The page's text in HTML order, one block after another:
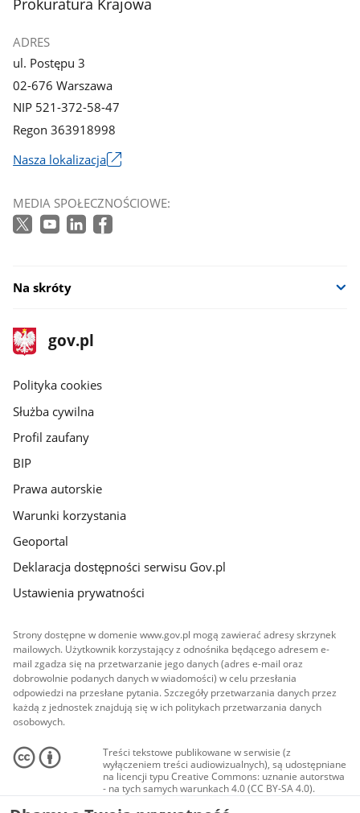
galerii.
ADRES
ul. Postępu 3
02-676 Warszawa
NIP 521-372-58-47
Regon 363918998
Nasza lokalizacja
się
w
MEDIA SPOŁECZNOŚCIOWE:
Na skróty
stopka
gov.pl
Strona
gov.pl
gov.pl
Polityka cookies
Służba cywilna
Profil zaufany
BIP
Prawa autorskie
Warunki korzystania
Geoportal
Deklaracja dostępności serwisu Gov.pl
Ustawienia prywatności
Strony dostępne w domenie www.gov.pl mogą zawierać adresy skrzynek
mailowych. Użytkownik korzystający z odnośnika będącego adresem e-
mail zgadza się na przetwarzanie jego danych (adres e-mail oraz
dobrowolnie podanych danych w wiadomości) w celu przesłania
odpowiedzi na przesłane pytania. Szczegóły przetwarzania danych przez
każdą z jednostek znajdują się w ich politykach przetwarzania danych
osobowych.
Treści tekstowe publikowane w serwisie (z
wyłączeniem treści audiowizualnych), są udostępniane
na licencji typu Creative Commons: uznanie autorstwa
- na tych samych warunkach 4.0 (CC BY-SA 4.0).
Materiały audiowizualne, w tym zdjęcia, materiały